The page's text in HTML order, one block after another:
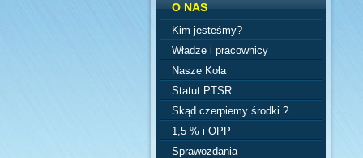
O NAS
Kim jesteśmy?
Władze i pracownicy
Nasze Koła
Statut PTSR
Skąd czerpiemy środki ?
1,5 % i OPP
Sprawozdania